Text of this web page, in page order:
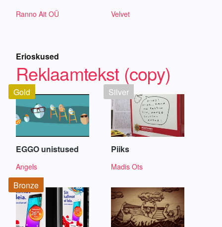
Ranno Ait OÜ Velvet
Erioskused
Reklaamtekst (copy)
EGGO unistused
Angels
Gold
Piiks
Madis Ots
Silver
Bronze